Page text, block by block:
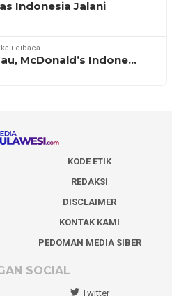
Indonesia Jalani
kali dibaca
McDonald’s Indone…
KODE ETIK
REDAKSI
DISCLAIMER
KONTAK KAMI
PEDOMAN MEDIA SIBER
SOCIAL
Twitter